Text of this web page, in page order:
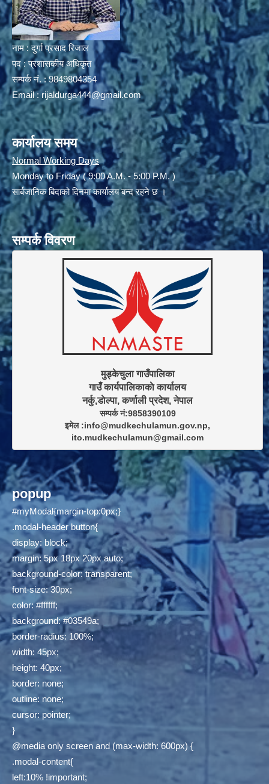
नाम : दुर्गा प्रसाद रिजाल
पद : प्रशासकीय अधिकृत
सम्पर्क नं. : 9849804354
Email : rijaldurga444@gmail.com
कार्यालय समय
Normal Working Days
Monday to Friday ( 9:00 A.M. - 5:00 P.M. )
सार्बजानिक बिदाको दिनमा कार्यालय बन्द रहने छ ।
सम्पर्क विवरण
मुड्केचुला गाउँपालिका
गाउँ कार्यपालिकाकाे कार्यालय
सम्पर्क नं:9858390109
इमेल :info@mudkechulamun.gov.np,
ito.mudkechulamun@gmail.com
popup
#myModal{margin-top:0px;}
.modal-header button{
display: block;
margin: 5px 18px 20px auto;
background-color: transparent;
font-size: 30px;
color: #ffffff;
background: #03549a;
border-radius: 100%;
width: 45px;
height: 40px;
border: none;
outline: none;
cursor: pointer;
}
@media only screen and (max-width: 600px) {
.modal-content{
left:10% !important;